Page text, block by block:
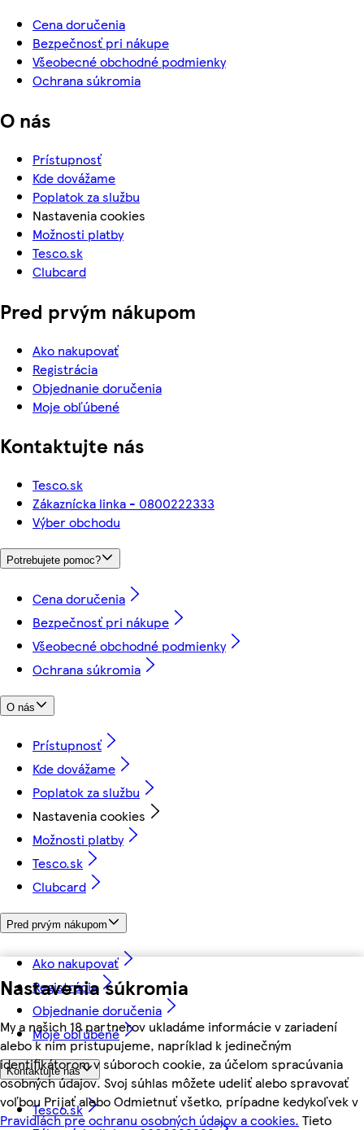
Nastavenia súkromia
My a našich 18 partnerov ukladáme informácie v zariadení
alebo k nim pristupujeme, napríklad k jedinečným
identifikátorom v súboroch cookie, za účelom spracúvania
osobných údajov. Svoj súhlas môžete udeliť alebo spravovať
voľbou Prijať alebo Odmietnuť všetko, prípadne kedykoľvek v
Pravidlách pre ochranu osobných údajov a cookies. Tieto
Cena doručenia
Bezpečnosť pri nákupe
Všeobecné obchodné podmienky
Ochrana súkromia
O nás
Prístupnosť
Kde dovážame
Poplatok za službu
Nastavenia cookies
Možnosti platby
Tesco.sk
Clubcard
Pred prvým nákupom
Ako nakupovať
Registrácia
Objednanie doručenia
Moje obľúbené
Kontaktujte nás
Tesco.sk
Zákaznícka linka - 0800222333
Výber obchodu
Potrebujete pomoc?
Cena doručenia
Bezpečnosť pri nákupe
Všeobecné obchodné podmienky
Ochrana súkromia
O nás
Prístupnosť
Kde dovážame
Poplatok za službu
Nastavenia cookies
Možnosti platby
Tesco.sk
Clubcard
Pred prvým nákupom
Ako nakupovať
Registrácia
Objednanie doručenia
Moje obľúbené
Kontaktujte nás
Tesco.sk